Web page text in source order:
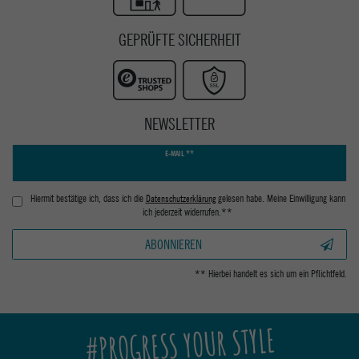
GEPRÜFTE SICHERHEIT
NEWSLETTER
E-MAIL **
Hiermit bestätige ich, dass ich die Daten­schutz­erklärunggelesen habe. Meine Einwilligung kann
ich jederzeit widerrufen.**
ABONNIEREN
** Hierbei handelt es sich um ein Pflichtfeld.
#PROGRESS YOUR STYLE